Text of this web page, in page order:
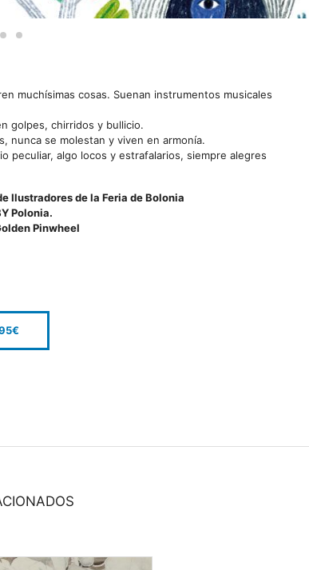
muchísimas cosas. Suenan instrumentos musicales
golpes, chirridos y bullicio.
nunca se molestan y viven en armonía.
peculiar, algo locos y estrafalarios, siempre alegres
Ilustradores de la Feria de Bolonia
Polonia.
Pinwheel
€